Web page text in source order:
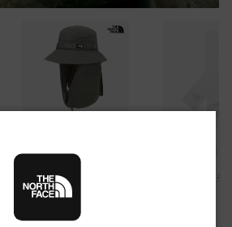
CAMP WEBBING
SHIELD HAT
67,500 원
10% 26,100 원
정대
증정 찬스